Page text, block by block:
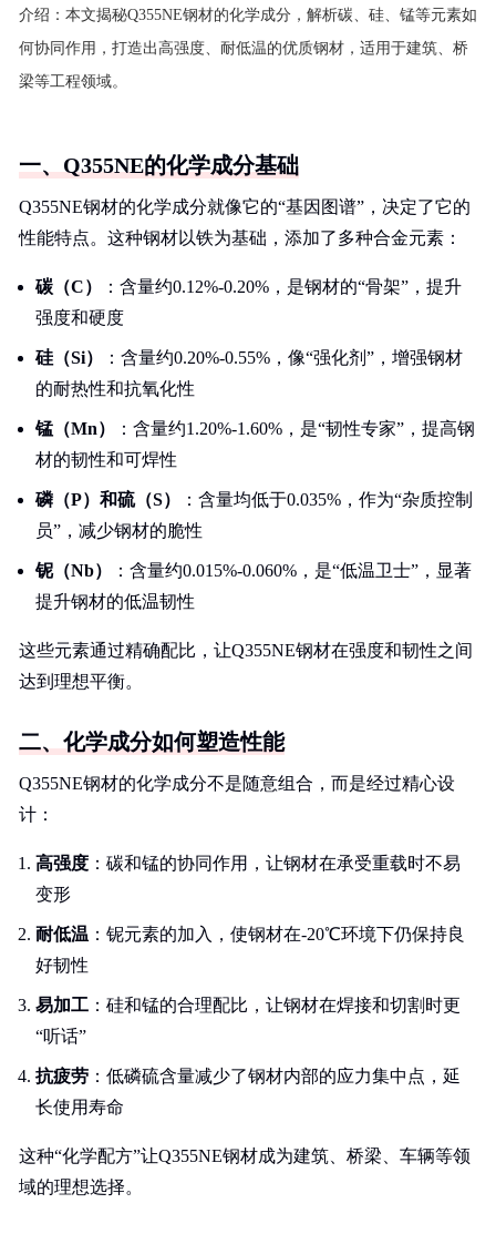
介绍： 本文揭秘Q355NE钢材的化学成分，解析碳、硅、锰等元素如
何协同作用，打造出高强度、耐低温的优质钢材，适用于建筑、桥
梁等工程领域。
一、Q355NE的化学成分基础
Q355NE钢材的化学成分就像它的“基因图谱”，决定了它的
性能特点。这种钢材以铁为基础，添加了多种合金元素：
碳（C）
：含量约0.12%-0.20%，是钢材的“骨架”，提升
强度和硬度
硅（Si）
：含量约0.20%-0.55%，像“强化剂”，增强钢材
的耐热性和抗氧化性
锰（Mn）
：含量约1.20%-1.60%，是“韧性专家”，提高钢
材的韧性和可焊性
磷（P）和硫（S）
：含量均低于0.035%，作为“杂质控制
员”，减少钢材的脆性
铌（Nb）
：含量约0.015%-0.060%，是“低温卫士”，显著
提升钢材的低温韧性
这些元素通过精确配比，让Q355NE钢材在强度和韧性之间
达到理想平衡。
二、化学成分如何塑造性能
Q355NE钢材的化学成分不是随意组合，而是经过精心设
计：
高强度 ：碳和锰的协同作用，让钢材在承受重载时不易
变形
耐低温 ：铌元素的加入，使钢材在-20℃环境下仍保持良
好韧性
易加工 ：硅和锰的合理配比，让钢材在焊接和切割时更
“听话”
抗疲劳 ：低磷硫含量减少了钢材内部的应力集中点，延
长使用寿命
这种“化学配方”让Q355NE钢材成为建筑、桥梁、车辆等领
域的理想选择。